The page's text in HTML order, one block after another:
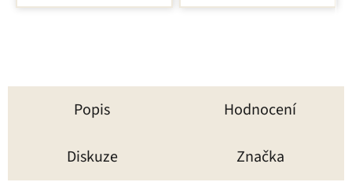
5
Popis Hodnocení
Diskuze Značka